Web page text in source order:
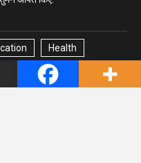
Health
Minority